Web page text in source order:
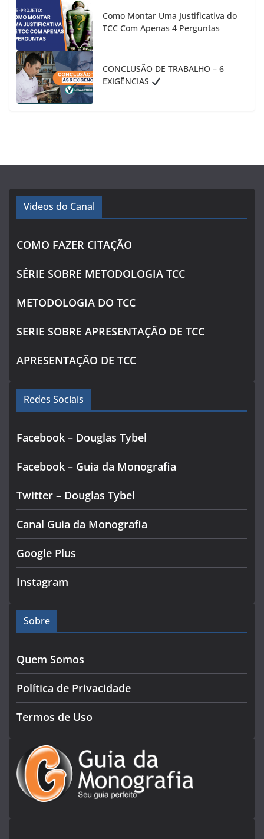
Como Montar Uma Justificativa do
TCC Com Apenas 4 Perguntas
CONCLUSÃO DE TRABALHO – 6
EXIGÊNCIAS
Videos do Canal
COMO FAZER CITAÇÃO
SÉRIE SOBRE METODOLOGIA TCC
METODOLOGIA DO TCC
SERIE SOBRE APRESENTAÇÃO DE TCC
APRESENTAÇÃO DE TCC
Redes Sociais
Facebook – Douglas Tybel
Facebook – Guia da Monografia
Twitter – Douglas Tybel
Canal Guia da Monografia
Google Plus
Instagram
Sobre
Quem Somos
Política de Privacidade
Termos de Uso